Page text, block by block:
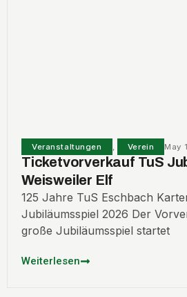
Veranstaltungen , Verein May
Ticketvorverkauf TuS
Weisweiler Elf
125 Jahre TuS Eschbach
Jubiläumsspiel 2026 Der
große Jubiläumsspiel startet
Weiterlesen